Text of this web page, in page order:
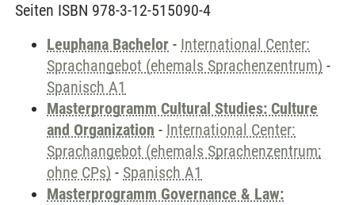
Seiten ISBN 978-3-12-515090-4
Leuphana Bachelor - International Center:
Sprachangebot (ehemals Sprachenzentrum) -
Spanisch A1
Masterprogramm Cultural Studies: Culture
and Organization - International Center:
Sprachangebot (ehemals Sprachenzentrum;
ohne CPs) - Spanisch A1
Masterprogramm Governance & Law: